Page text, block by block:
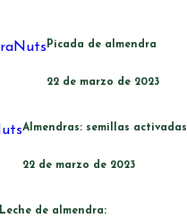
Picada de almendra
22 de marzo de 2023
Almendras: semillas activadas
22 de marzo de 2023
Leche de almendra: